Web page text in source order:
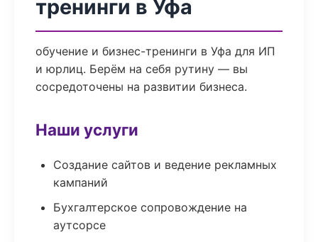
тренинги в Уфа
обучение и бизнес-тренинги в Уфа для ИП
и юрлиц. Берём на себя рутину — вы
сосредоточены на развитии бизнеса.
Наши услуги
Создание сайтов и ведение рекламных
кампаний
Бухгалтерское сопровождение на
аутсорсе